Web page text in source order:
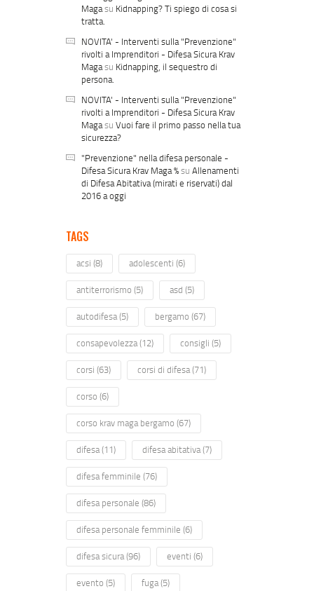
Magasu Kidnapping? Ti spiego di cosa si
tratta.
NOVITA' - Interventi sulla "Prevenzione"
rivolti a Imprenditori - Difesa Sicura Krav
Magasu Kidnapping, il sequestro di
persona.
NOVITA' - Interventi sulla "Prevenzione"
rivolti a Imprenditori - Difesa Sicura Krav
MagasuVuoi fare il primo passo nella tua
sicurezza?
"Prevenzione" nella difesa personale -
Difesa Sicura Krav Maga %suAllenamenti
di Difesa Abitativa (mirati e riservati) dal
2016 a oggi
TAGS
acsi (8) adolescenti (6)
antiterrorismo (5) asd (5)
autodifesa(5) bergamo (67)
consapevolezza(12) consigli (5)
corsi (63) corsi di difesa(71)
corso (6)
corso krav maga bergamo (67)
difesa(11) difesa abitativa(7)
difesa femminile (76)
difesa personale (86)
difesa personale femminile (6)
difesa sicura(96) eventi (6)
evento (5) fuga(5)